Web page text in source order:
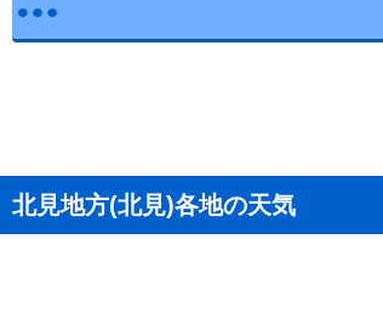
北見地方(北見)各地の天気